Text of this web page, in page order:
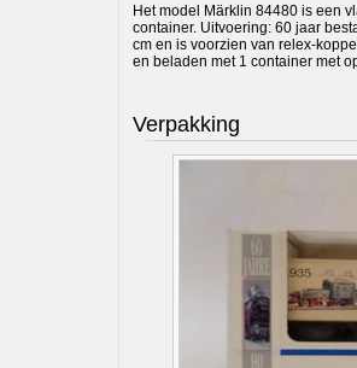
Het model Märklin 84480 is een
container. Uitvoering: 60 jaar
cm en is voorzien van relex-
en beladen met 1 container met
Verpakking